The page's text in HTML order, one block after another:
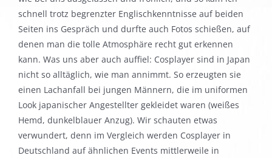
schnell trotz begrenzter Englischkenntnisse auf beiden
Seiten ins Gespräch und durfte auch Fotos schießen, auf
denen man die tolle Atmosphäre recht gut erkennen
kann. Was uns aber auch auffiel: Cosplayer sind in Japan
nicht so alltäglich, wie man annimmt. So erzeugten sie
einen Lachanfall bei jungen Männern, die im uniformen
Look japanischer Angestellter gekleidet waren (weißes
Hemd, dunkelblauer Anzug). Wir schauten etwas
verwundert, denn im Vergleich werden Cosplayer in
Deutschland auf ähnlichen Events mittlerweile in